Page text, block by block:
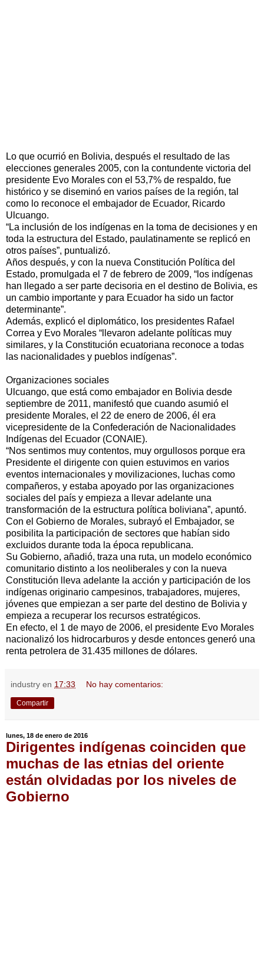
Lo que ocurrió en Bolivia, después el resultado de las
elecciones generales 2005, con la contundente victoria del
presidente Evo Morales con el 53,7% de respaldo, fue
histórico y se diseminó en varios países de la región, tal
como lo reconoce el embajador de Ecuador, Ricardo
Ulcuango.
“La inclusión de los indígenas en la toma de decisiones y en
toda la estructura del Estado, paulatinamente se replicó en
otros países”, puntualizó.
Años después, y con la nueva Constitución Política del
Estado, promulgada el 7 de febrero de 2009, “los indígenas
han llegado a ser parte decisoria en el destino de Bolivia, es
un cambio importante y para Ecuador ha sido un factor
determinante”.
Además, explicó el diplomático, los presidentes Rafael
Correa y Evo Morales “llevaron adelante políticas muy
similares, y la Constitución ecuatoriana reconoce a todas
las nacionalidades y pueblos indígenas”.
Organizaciones sociales
Ulcuango, que está como embajador en Bolivia desde
septiembre de 2011, manifestó que cuando asumió el
presidente Morales, el 22 de enero de 2006, él era
vicepresidente de la Confederación de Nacionalidades
Indígenas del Ecuador (CONAIE).
“Nos sentimos muy contentos, muy orgullosos porque era
Presidente el dirigente con quien estuvimos en varios
eventos internacionales y movilizaciones, luchas como
compañeros, y estaba apoyado por las organizaciones
sociales del país y empieza a llevar adelante una
transformación de la estructura política boliviana”, apuntó.
Con el Gobierno de Morales, subrayó el Embajador, se
posibilita la participación de sectores que habían sido
excluidos durante toda la época republicana.
Su Gobierno, añadió, traza una ruta, un modelo económico
comunitario distinto a los neoliberales y con la nueva
Constitución lleva adelante la acción y participación de los
indígenas originario campesinos, trabajadores, mujeres,
jóvenes que empiezan a ser parte del destino de Bolivia y
empieza a recuperar los recursos estratégicos.
En efecto, el 1 de mayo de 2006, el presidente Evo Morales
nacionalizó los hidrocarburos y desde entonces generó una
renta petrolera de 31.435 millones de dólares.
industry en 17:33 No hay comentarios:
Compartir
lunes, 18 de enero de 2016
Dirigentes indígenas coinciden que
muchas de las etnias del oriente
están olvidadas por los niveles de
Gobierno